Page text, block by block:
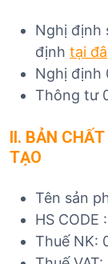
Nghị định
định tại
Nghị định
Thông tư
II. BẢN
TẠO
Tên sản
HS CODE
Thuế NK: